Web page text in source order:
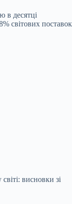
в десятці
світових поставок
висновки зі